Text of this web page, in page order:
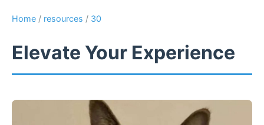
Home / resources / 30
Elevate Your Experience